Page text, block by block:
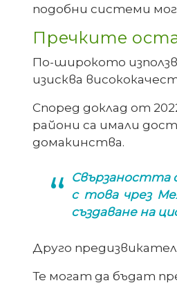
подобни системи
Пречките
По-широкото
изисква
Според доклад от
райони са имали
домакинства.
Свързаността
с това чрез
създаване на
Друго
Те могат да бъдат